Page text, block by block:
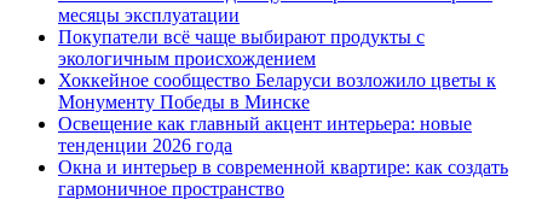
месяцы эксплуатации
Покупатели всё чаще выбирают продукты с
экологичным происхождением
Хоккейное сообщество Беларуси возложило цветы к
Монументу Победы в Минске
Освещение как главный акцент интерьера: новые
тенденции 2026 года
Окна и интерьер в современной квартире: как создать
гармоничное пространство